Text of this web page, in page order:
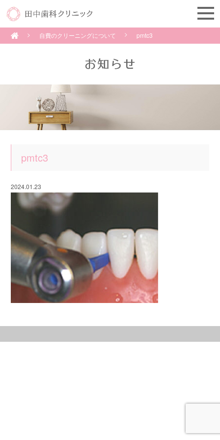
自費のクリーニングについて pmtc3
pmtc3
2024.01.23